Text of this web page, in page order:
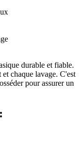
durable et fiable.
chaque lavage. C'est
pour assurer un